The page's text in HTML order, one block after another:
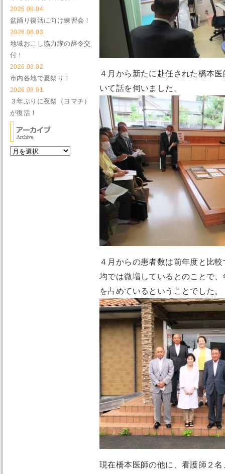
４月から新たに赴任された橋本
いて話を伺いました。
４月からの患者数は前年度と比
均では微増しているとのことで
を占めているということでした。
現在橋本医師の他に、看護師２
2026.08.04.
盆踊り復活に向け練習会！
2026.08.03.
地域おこし協力隊の辞令交
付！
2026.08.02.
市内各地で夏祭り！
2026.08.01.
３年ぶりに夜祭（ヨマチ）
が復活！